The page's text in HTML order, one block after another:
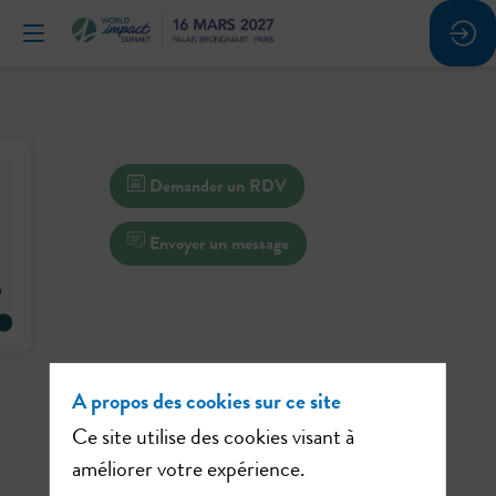
Demander un RDV
Envoyer un message
A propos des cookies sur ce site
Ce site utilise des cookies visant à
améliorer votre expérience.